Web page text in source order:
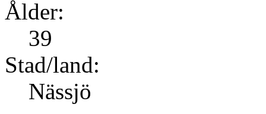
Ålder:
39
Stad/land:
Nässjö